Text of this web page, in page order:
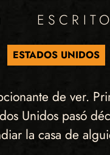
ESTADOS UNIDOS
de ver.
Unidos pasó
la casa de